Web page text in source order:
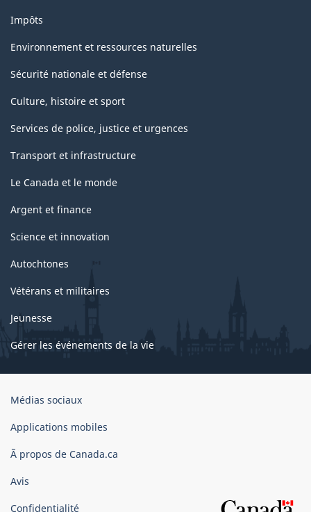
Impôts
Environnement et ressources naturelles
Sécurité nationale et défense
Culture, histoire et sport
Services de police, justice et urgences
Transport et infrastructure
Le Canada et le monde
Argent et finance
Science et innovation
Autochtones
Vétérans et militaires
Jeunesse
Gérer les événements de la vie
Organisation
gouvernement
Canada
Médias sociaux
Applications mobiles
Ã propos de Canada.ca
Avis
Confidentialité